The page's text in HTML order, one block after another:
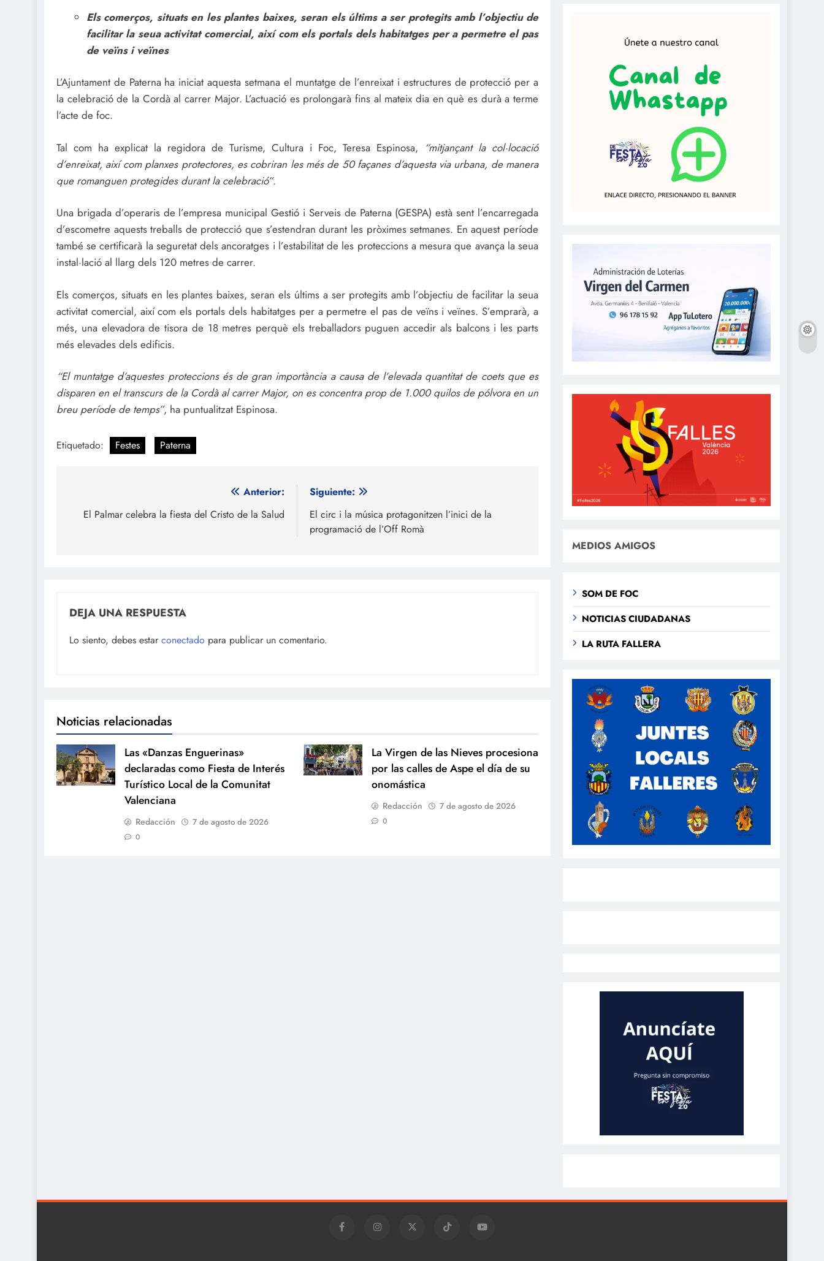
Els comerços, situats en les plantes baixes, seran els últims a ser protegits amb l’objectiu de
facilitar la seua activitat comercial, així com els portals dels habitatges per a permetre el pas
de veïns i veïnes
L’Ajuntament de Paterna ha iniciat aquesta setmana el muntatge de l’enreixat i estructures de protecció per a
la celebració de la Cordà al carrer Major. L’actuació es prolongarà fins al mateix dia en què es durà a terme
l’acte de foc.
Tal com ha explicat la regidora de Turisme, Cultura i Foc, Teresa Espinosa, “mitjançant la col·locació
d’enreixat, així com planxes protectores, es cobriran les més de 50 façanes d’aquesta via urbana, de manera
que romanguen protegides durant la celebració”.
Una brigada d’operaris de l’empresa municipal Gestió i Serveis de Paterna (GESPA) està sent l’encarregada
d’escometre aquests treballs de protecció que s’estendran durant les pròximes setmanes. En aquest període
també se certificarà la seguretat dels ancoratges i l’estabilitat de les proteccions a mesura que avança la seua
instal·lació al llarg dels 120 metres de carrer.
Els comerços, situats en les plantes baixes, seran els últims a ser protegits amb l’objectiu de facilitar la seua
activitat comercial, així com els portals dels habitatges per a permetre el pas de veïns i veïnes. S’emprarà, a
més, una elevadora de tisora de 18 metres perquè els treballadors puguen accedir als balcons i les parts
més elevades dels edificis.
“El muntatge d’aquestes proteccions és de gran importància a causa de l’elevada quantitat de coets que es
disparen en el transcurs de la Cordà al carrer Major, on es concentra prop de 1.000 quilos de pólvora en un
breu període de temps”, ha puntualitzat Espinosa.
Etiquetado: Festes Paterna
de
Anterior:
El Palmar celebra la fiesta del Cristo de la Salud
Siguiente:
El circ i la música protagonitzen l’inici de la
programació de l’Off Romà
DEJA UNA RESPUESTA
Lo siento, debes estar conectado para publicar un comentario.
Noticias relacionadas
Las «Danzas Enguerinas»
declaradas como Fiesta de Interés
Turístico Local de la Comunitat
Valenciana
Redacción 7 de agosto de 2026
0
La Virgen de las Nieves procesiona
por las calles de Aspe el día de su
onomástica
Redacción 7 de agosto de 2026
0
MEDIOS AMIGOS
SOM DE FOC
NOTICIAS CIUDADANAS
LA RUTA FALLERA